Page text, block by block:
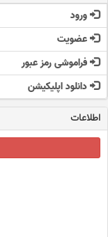
ورود
عضویت
فراموشی رمز عبور
دانلود اپلیکیشن
اطلاعات